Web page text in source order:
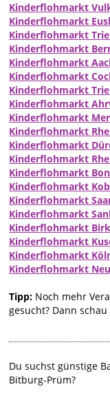
Kinderflohmarkt
Kinderflohmarkt
Kinderflohmarkt
Kinderflohmarkt
Kinderflohmarkt
Kinderflohmarkt
Kinderflohmarkt
Kinderflohmarkt
Kinderflohmarkt
Kinderflohmarkt
Kinderflohmarkt
Kinderflohmarkt
Kinderflohmarkt
Kinderflohmarkt
Kinderflohmarkt
Kinderflohmarkt
Kinderflohmarkt
Kinderflohmarkt
Kinderflohmarkt
Kinderflohmarkt
Tipp: Noch mehr
gesucht? Dann
Du suchst günstige
Bitburg-Prüm?